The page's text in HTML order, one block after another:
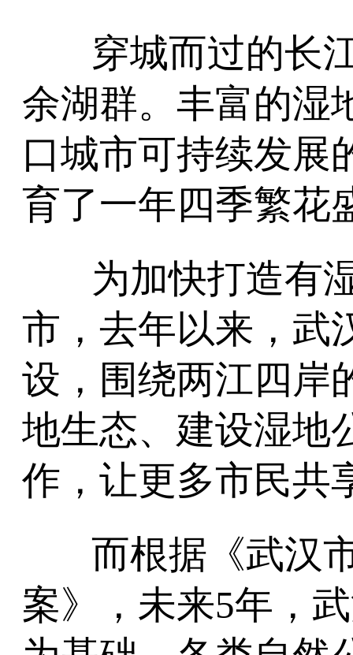
穿城而过的长
余湖群。丰富的湿
口城市可持续发展
育了一年四季繁花
为加快打造有
市，去年以来，武
设，围绕两江四岸
地生态、建设湿地
作，让更多市民共
而根据《武汉
案》，未来5年，